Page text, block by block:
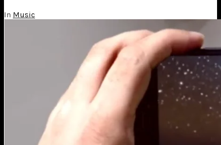
In Music